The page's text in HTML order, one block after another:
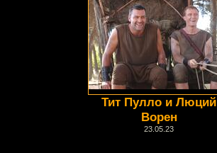
Тит Пулло и Люций
Ворен
23.05.23